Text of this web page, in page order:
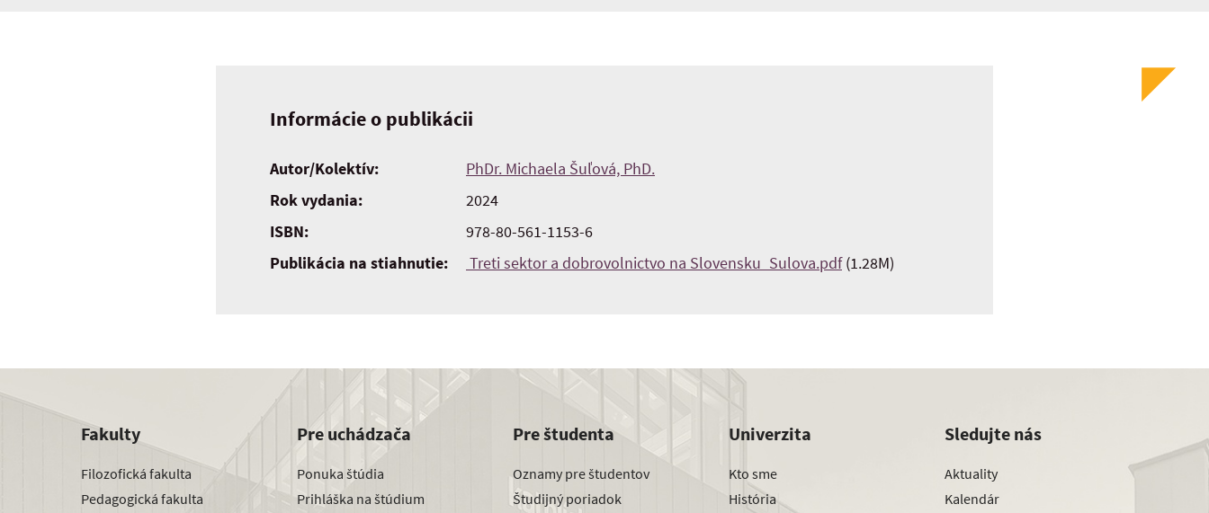
Informácie o publikácii
Autor/Kolektív:
PhDr. Michaela Šuľová, PhD.
Rok vydania:
2024
ISBN:
978-80-561-1153-6
Publikácia na stiahnutie:
Treti sektor a dobrovolnictvo na Slovensku_Sulova.pdf(1.28M)
Fakulty
Filozofická fakulta
Pedagogická fakulta
Pre uchádzača
Ponuka štúdia
Prihláška na štúdium
Pre študenta
Oznamy pre študentov
Študijný poriadok
Univerzita
Kto sme
História
Sledujte nás
Aktuality
Kalendár